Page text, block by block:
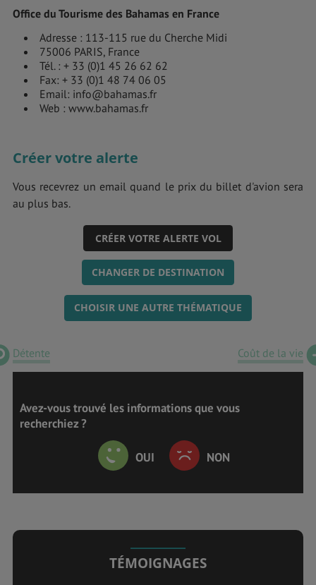
Office du Tourisme des Bahamas en France
Adresse : 113-115 rue du Cherche Midi
75006 PARIS, France
Tél. : + 33 (0)1 45 26 62 62
Fax: + 33 (0)1 48 74 06 05
Email: info@bahamas.fr
Web : www.bahamas.fr
Créer votre alerte
Vous recevrez un email quand le prix du billet d'avion sera
au plus bas.
CRÉER VOTRE ALERTE VOL
CHANGER DE DESTINATION
CHOISIR UNE AUTRE THÉMATIQUE
Détente Coût de la vie
Avez-vous trouvé les informations que vous
recherchiez ?
OUI NON
TÉMOIGNAGES